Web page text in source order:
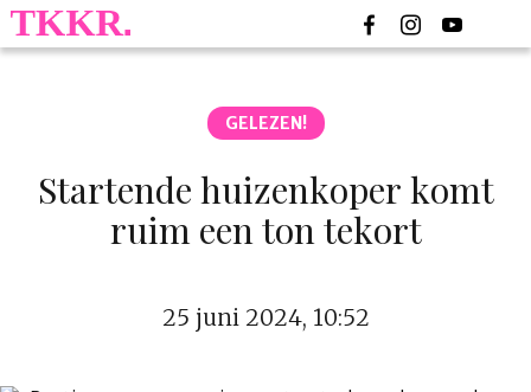
GELEZEN!
Startende huizenkoper komt
ruim een ton tekort
25 juni 2024, 10:52